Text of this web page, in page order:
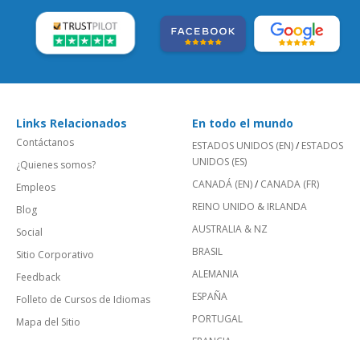
Links Relacionados
Contáctanos
¿Quienes somos?
Empleos
Blog
Social
Sitio Corporativo
Feedback
Folleto de Cursos de Idiomas
Mapa del Sitio
En todo el mundo
ESTADOS UNIDOS (EN)/ ESTADOS
UNIDOS (ES)
CANADÁ (EN)/ CANADA (FR)
REINO UNIDO & IRLANDA
AUSTRALIA & NZ
BRASIL
ALEMANIA
ESPAÑA
PORTUGAL